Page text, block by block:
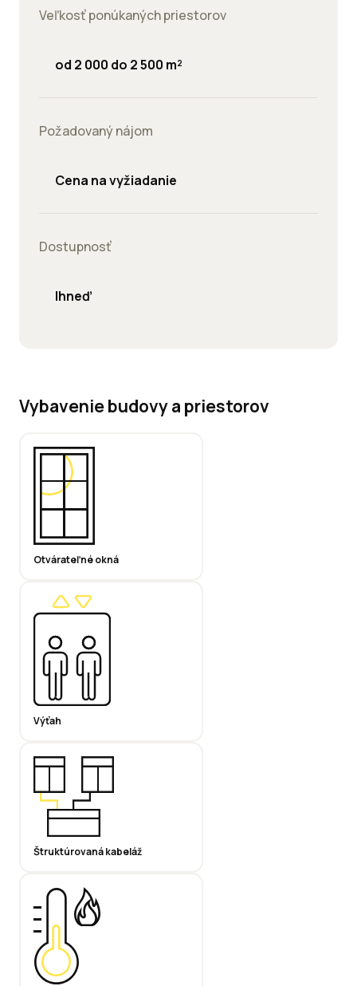
Veľkosť ponúkaných priestorov
od 2 000 do 2 500 m²
Požadovaný nájom
Cena na vyžiadanie
Dostupnosť
Ihneď
Vybavenie budovy a priestorov
Otvárateľné okná
Výťah
Štruktúrovaná kabeláž